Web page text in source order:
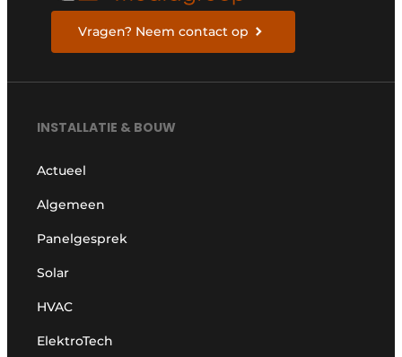
Vragen? Neem contact op
INSTALLATIE & BOUW
Actueel
Algemeen
Panelgesprek
Solar
HVAC
ElektroTech